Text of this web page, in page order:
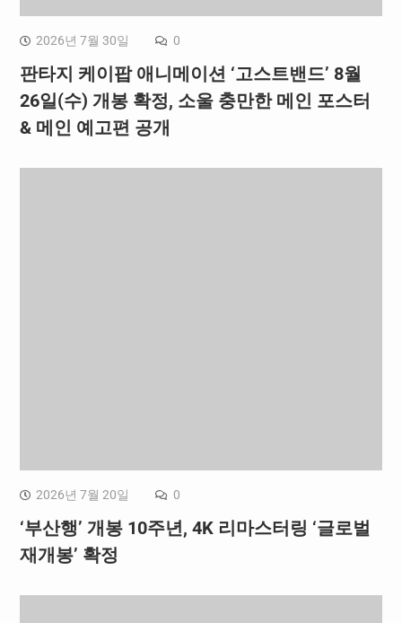
2026년 7월 30일 0
판타지 케이팝 애니메이션 ‘고스트밴드’ 8월
26일(수) 개봉 확정, 소울 충만한 메인 포스터
& 메인 예고편 공개
2026년 7월 20일 0
‘부산행’ 개봉 10주년, 4K 리마스터링 ‘글로벌
재개봉’ 확정